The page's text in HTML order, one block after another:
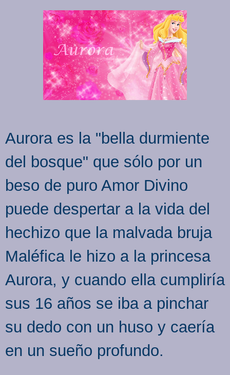
Aurora es la "bella durmiente
del bosque" que sólo por un
beso de puro Amor Divino
puede despertar a la vida del
hechizo que la malvada bruja
Maléfica le hizo a la princesa
Aurora, y cuando ella cumpliría
sus 16 años se iba a pinchar
su dedo con un huso y caería
en un sueño profundo.